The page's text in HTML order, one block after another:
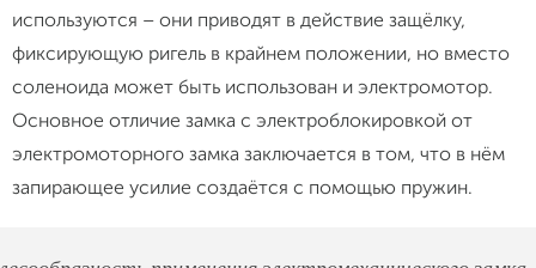
используются – они приводят в действие защёлку,
фиксирующую ригель в крайнем положении, но вместо
соленоида может быть использован и электромотор.
Основное отличие замка с электроблокировкой от
электромоторного замка заключается в том, что в нём
запирающее усилие создаётся с помощью пружин.